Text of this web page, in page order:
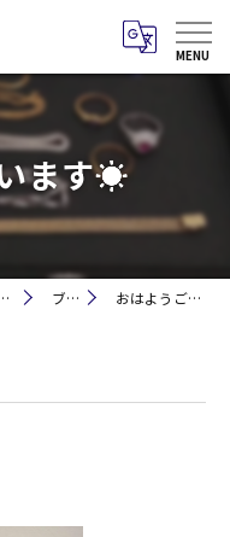
ます☀
りなら買取大吉 ヤマナカ神守店 ブログ おはようございます☀